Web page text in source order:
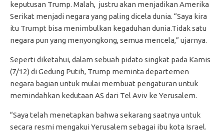
keputusan Trump. Malah, justru akan menjadikan Amerika
Serikat menjadi negara yang paling dicela dunia. “Saya kira
itu Trumpt bisa menimbulkan kegaduhan dunia.Tidak satu
negara pun yang menyongkong, semua mencela,” ujarnya.
Seperti diketahui, dalam sebuah pidato singkat pada Kamis
(7/12) di Gedung Putih, Trump meminta departemen
negara bagian untuk mulai membuat pengaturan untuk
memindahkan kedutaan AS dari Tel Aviv ke Yerusalem.
“Saya telah menetapkan bahwa sekarang saatnya untuk
secara resmi mengakui Yerusalem sebagai ibu kota Israel.